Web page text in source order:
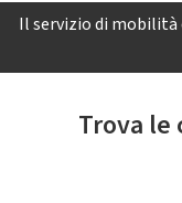
Il servizio di
Trova